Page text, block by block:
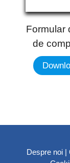
Formular
de
Despre noi |